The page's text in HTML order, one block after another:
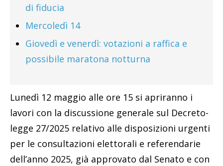
di fiducia
Mercoledì 14
Giovedì e venerdì: votazioni a raffica e
possibile maratona notturna
Lunedì 12 maggio alle ore 15 si apriranno i
lavori con la discussione generale sul Decreto-
legge 27/2025 relativo alle disposizioni urgenti
per le consultazioni elettorali e referendarie
dell’anno 2025, già approvato dal Senato e con